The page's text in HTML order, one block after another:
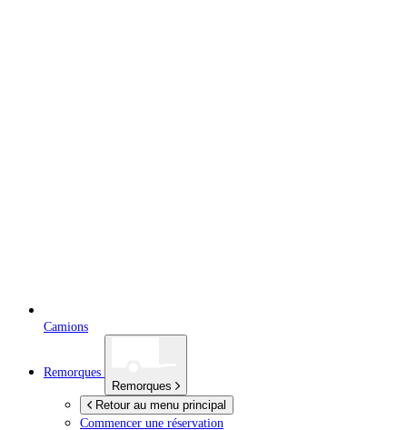
Camions
Remorques
Remorques
Retour au menu principal
Commencer une réservation